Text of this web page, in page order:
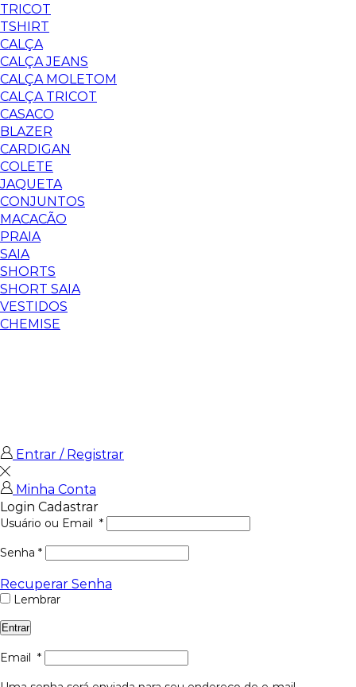
TRICOT
TSHIRT
CALÇA
CALÇA JEANS
CALÇA MOLETOM
CALÇA TRICOT
CASACO
BLAZER
CARDIGAN
COLETE
JAQUETA
CONJUNTOS
MACACÃO
PRAIA
SAIA
SHORTS
SHORT SAIA
VESTIDOS
CHEMISE
Entrar / Registrar
Minha Conta
Login Cadastrar
Usuário ou Email *
Senha *
Recuperar Senha
Lembrar
Entrar
Email *